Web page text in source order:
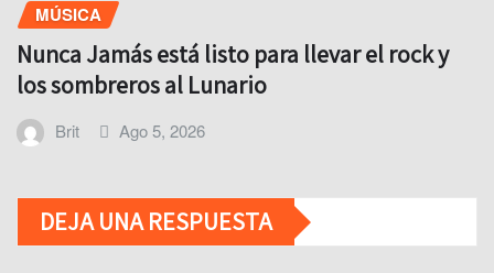
MÚSICA
Nunca Jamás está listo para llevar el rock y
los sombreros al Lunario
Brit Ago 5, 2026
DEJA UNA RESPUESTA